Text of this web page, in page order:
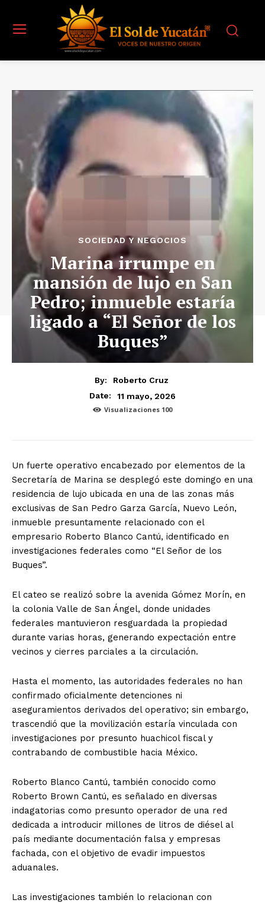
SOCIEDAD Y NEGOCIOS
Marina irrumpe en
mansión de lujo en San
Pedro; inmueble estaría
ligado a “El Señor de los
Buques”
By:
Roberto Cruz
Date:
11 mayo, 2026
Visualizaciones 100
Un fuerte operativo encabezado por elementos de la
Secretaría de Marina se desplegó este domingo en una
residencia de lujo ubicada en una de las zonas más
exclusivas de San Pedro Garza García, Nuevo León,
inmueble presuntamente relacionado con el
empresario Roberto Blanco Cantú, identificado en
investigaciones federales como “El Señor de los
Buques”.
El cateo se realizó sobre la avenida Gómez Morín, en
la colonia Valle de San Ángel, donde unidades
federales mantuvieron resguardada la propiedad
durante varias horas, generando expectación entre
vecinos y cierres parciales a la circulación.
Hasta el momento, las autoridades federales no han
confirmado oficialmente detenciones ni
aseguramientos derivados del operativo; sin embargo,
trascendió que la movilización estaría vinculada con
investigaciones por presunto huachicol fiscal y
contrabando de combustible hacia México.
Roberto Blanco Cantú, también conocido como
Roberto Brown Cantú, es señalado en diversas
indagatorias como presunto operador de una red
dedicada a introducir millones de litros de diésel al
país mediante documentación falsa y empresas
fachada, con el objetivo de evadir impuestos
aduanales.
Las investigaciones también lo relacionan con